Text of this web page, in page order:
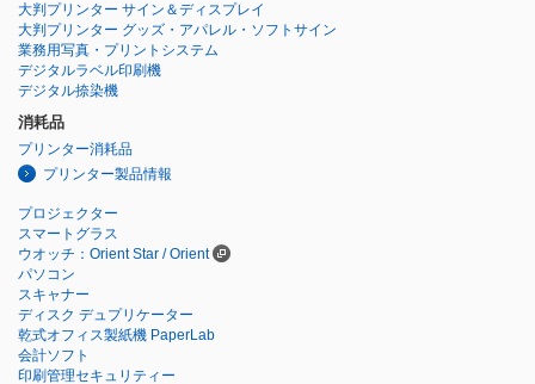
大判プリンター サイン＆ディスプレイ
大判プリンター グッズ・アパレル・ソフトサイン
業務用写真・プリントシステム
デジタルラベル印刷機
デジタル捺染機
消耗品
プリンター消耗品
プリンター製品情報
プロジェクター
スマートグラス
ウオッチ：Orient Star / Orient
パソコン
スキャナー
ディスク デュプリケーター
乾式オフィス製紙機 PaperLab
会計ソフト
印刷管理セキュリティー